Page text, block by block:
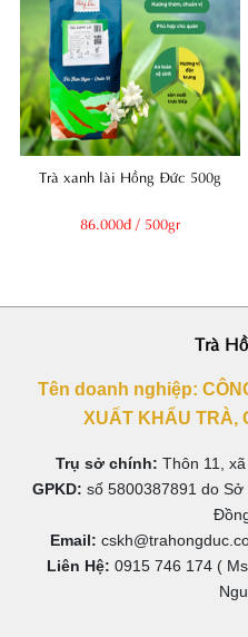
Trà xanh lài Hồng Đức 500g
86.000đ / 500gr
Trà
Tên doanh nghiệp:
XUẤT KHẨU TRÀ,
Trụ sở chính: Thôn 11,
GPKD: số 5800387891 do
Email:
Liên Hệ: 0915 746 174 (